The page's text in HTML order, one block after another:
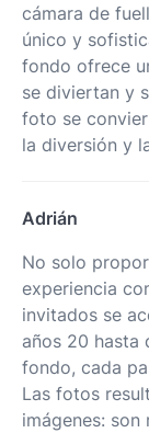
cámara de
único y
fondo ofrece
se diviertan y
foto se
la diversión y
Adrián
No solo
experiencia
invitados se
años 20 hasta
fondo, cada
Las fotos
imágenes: